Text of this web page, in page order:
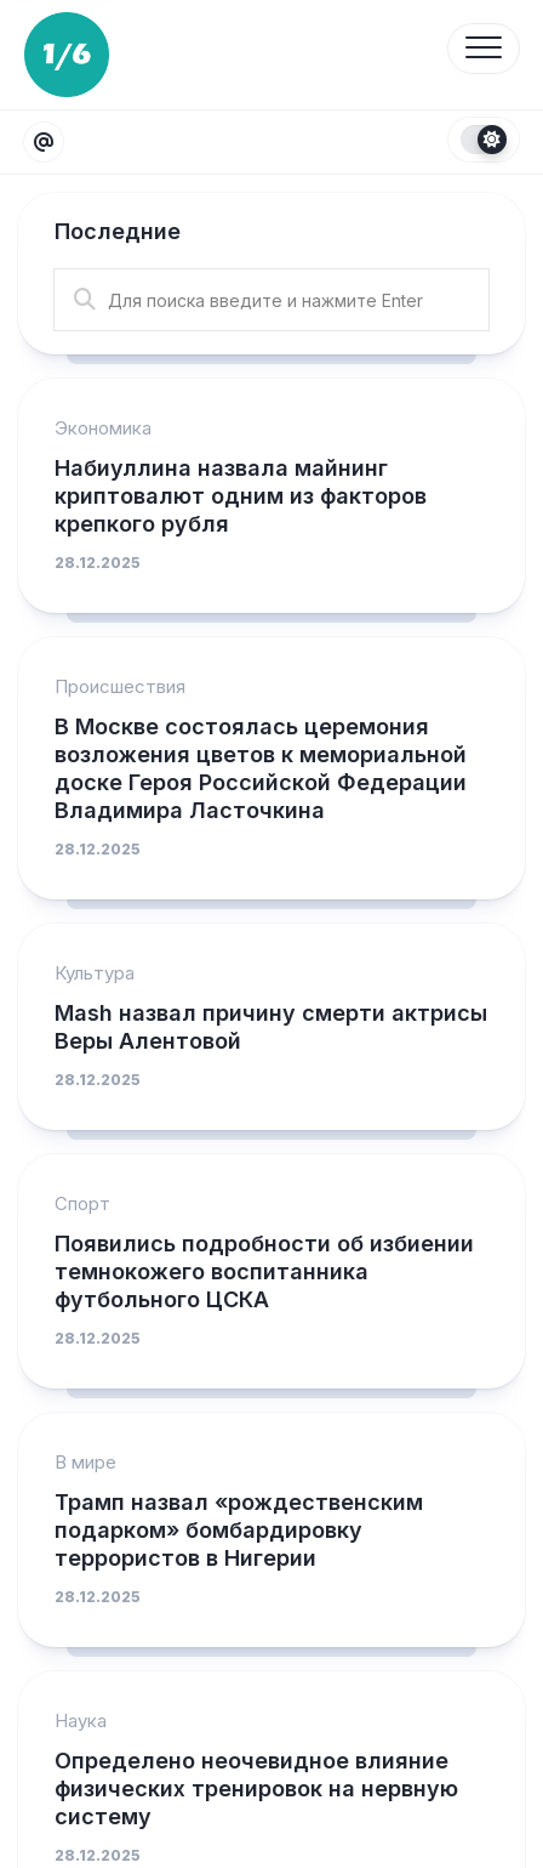
Перейти
содержанию
Последние
Экономика
Набиуллина назвала майнинг
криптовалют одним из факторов
крепкого рубля
28.12.2025
Происшествия
В Москве состоялась церемония
возложения цветов к мемориальной
доске Героя Российской Федерации
Владимира Ласточкина
28.12.2025
Культура
Mash назвал причину смерти актрисы
Веры Алентовой
28.12.2025
Спорт
Появились подробности об избиении
темнокожего воспитанника
футбольного ЦСКА
28.12.2025
В мире
Трамп назвал «рождественским
подарком» бомбардировку
террористов в Нигерии
28.12.2025
Наука
Определено неочевидное влияние
физических тренировок на нервную
систему
28.12.2025